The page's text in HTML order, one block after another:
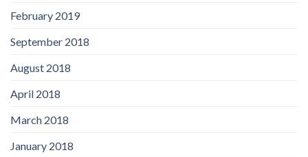
February 2019
September 2018
August 2018
April 2018
March 2018
January 2018